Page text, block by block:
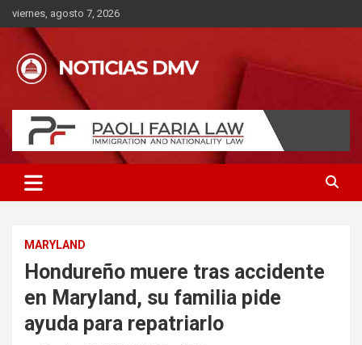
Saltar
al
contenido
viernes, agosto 7, 2026
MARYLAND
Hondureño muere tras accidente
en Maryland, su familia pide
ayuda para repatriarlo